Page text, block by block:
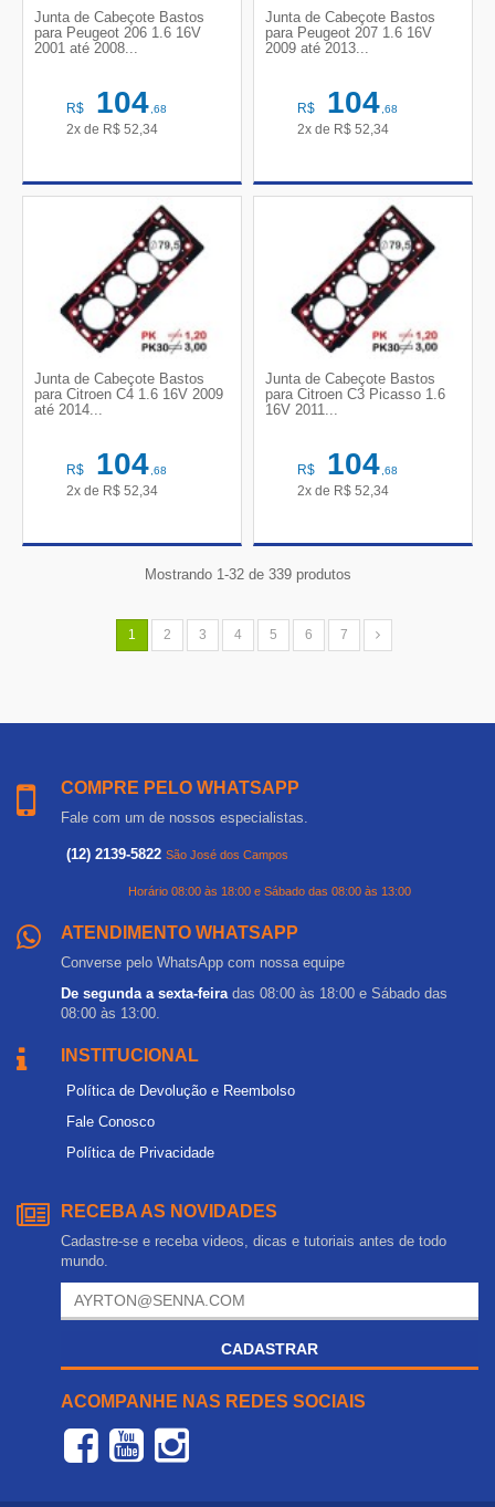
Junta de Cabeçote Bastos
para Peugeot 206 1.6 16V
2001 até 2008...
R$ 104,68
2x de R$ 52,34
Junta de Cabeçote Bastos
para Peugeot 207 1.6 16V
2009 até 2013...
R$ 104,68
2x de R$ 52,34
Junta de Cabeçote Bastos
para Citroen C4 1.6 16V 2009
até 2014...
R$ 104,68
2x de R$ 52,34
Junta de Cabeçote Bastos
para Citroen C3 Picasso 1.6
16V 2011...
R$ 104,68
2x de R$ 52,34
Mostrando 1-32 de 339 produtos
1 2 3 4 5 6 7
COMPRE PELO WHATSAPP
Fale com um de nossos especialistas.
(12) 2139-5822 São José dos Campos
Horário 08:00 às 18:00 e Sábado das 08:00 às 13:00
ATENDIMENTO WHATSAPP
Converse pelo WhatsApp com nossa equipe
De segunda a sexta-feiradas 08:00 às 18:00 e Sábado das
08:00 às 13:00.
INSTITUCIONAL
Política de Devolução e Reembolso
Fale Conosco
Política de Privacidade
RECEBA AS NOVIDADES
Cadastre-se e receba videos, dicas e tutoriais antes de todo
mundo.
CADASTRAR
ACOMPANHE NAS REDES SOCIAIS